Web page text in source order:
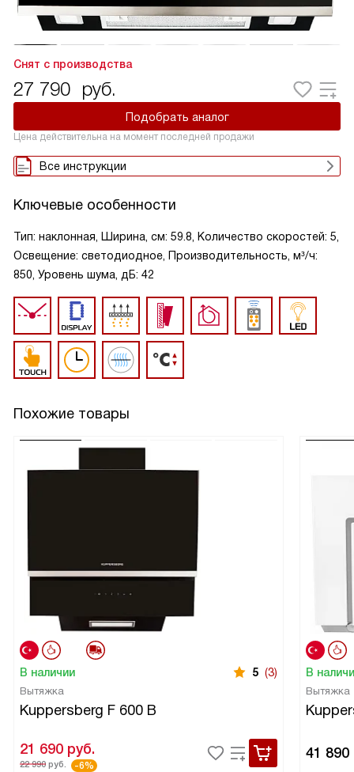
Снят с производства
27 790 руб.
Подобрать аналог
Цена действительна на момент последней продажи
Все инструкции
Ключевые особенности
Тип: наклонная, Ширина, см: 59.8, Количество скоростей: 5,
Освещение: светодиодное, Производительность, м³/ч:
850, Уровень шума, дБ: 42
Похожие товары
В наличии 5 (3)
Вытяжка
Kuppersberg F 600 B
21 690 руб.
22 990 руб. -6%
В
Вытяжка
41 890